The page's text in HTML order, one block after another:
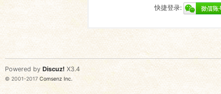
快捷登录:
Powered by Discuz! X3.4
© 2001-2017 Comsenz Inc.